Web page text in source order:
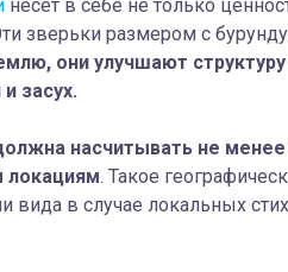
несет в себе не только
зверьки размером с
они улучшают
засух.
насчитывать не
локациям. Такое
в случае локальных